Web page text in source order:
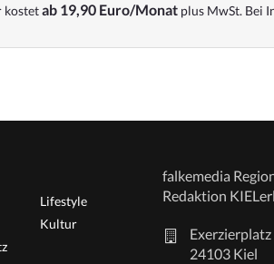
kostetab 19,90 Euro/Monat plus MwSt. Bei
Lifestyle
Kultur
falkemedia
Redaktion
Exerzierplatz
24103 Kiel